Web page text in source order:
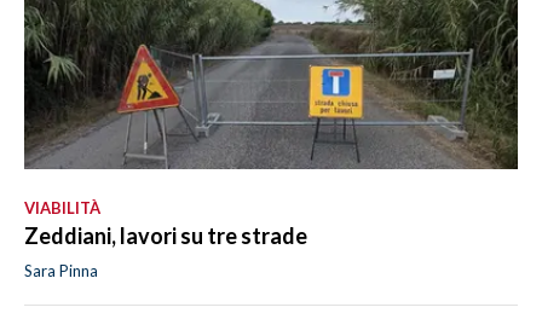
VIABILITÀ
Zeddiani, lavori su tre strade
Sara Pinna